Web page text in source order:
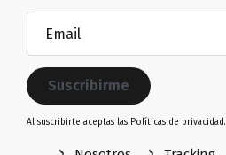
(Obligatorio)
Al suscribirte aceptas las Políticas de privacidad.